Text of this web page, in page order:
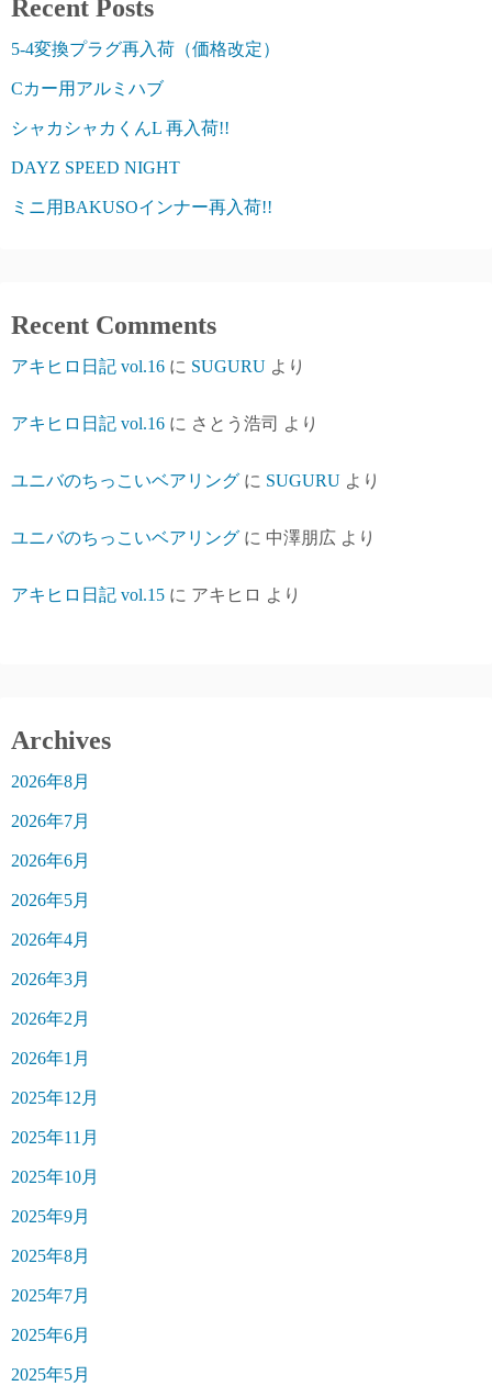
Recent Posts
5-4変換プラグ再入荷（価格改定）
Cカー用アルミハブ
シャカシャカくんL 再入荷!!
DAYZ SPEED NIGHT
ミニ用BAKUSOインナー再入荷!!
Recent Comments
アキヒロ日記 vol.16 に SUGURU より
アキヒロ日記 vol.16 に さとう浩司 より
ユニバのちっこいベアリング に SUGURU より
ユニバのちっこいベアリング に 中澤朋広 より
アキヒロ日記 vol.15 に アキヒロ より
Archives
2026年8月
2026年7月
2026年6月
2026年5月
2026年4月
2026年3月
2026年2月
2026年1月
2025年12月
2025年11月
2025年10月
2025年9月
2025年8月
2025年7月
2025年6月
2025年5月